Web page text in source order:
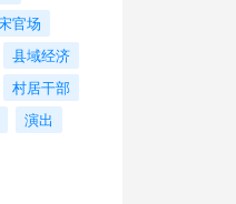
官场
县域经济
村居干部
演出